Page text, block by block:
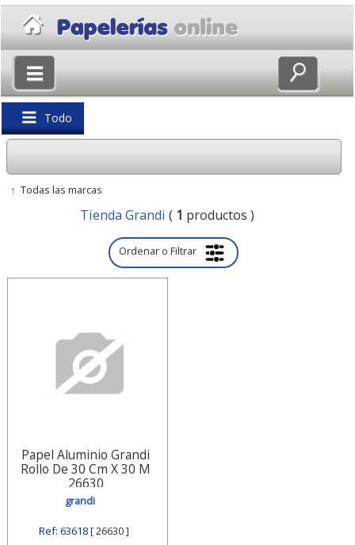
Todo
Volver
↑ Todas las marcas
Tienda Grandi ( 1 productos )
Ordenar o Filtrar
Papel Aluminio Grandi
Rollo De 30 Cm X 30 M
26630
grandi
Ref: 63618[ 26630 ]